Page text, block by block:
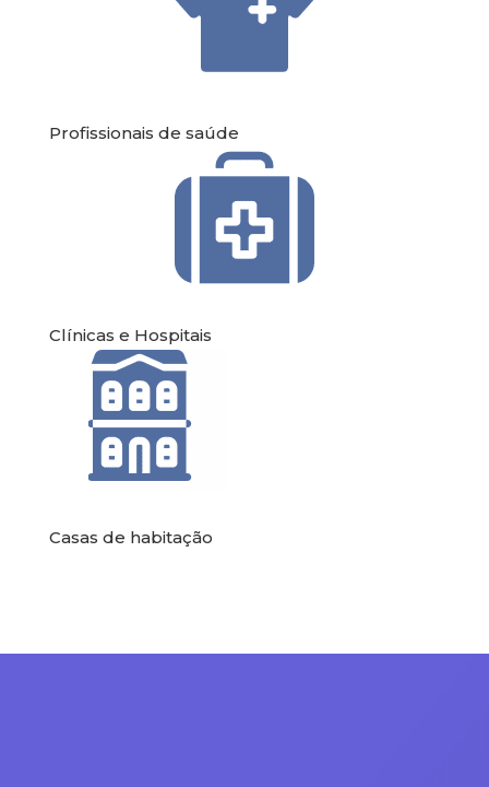
Profissionais de saúde
Clínicas e Hospitais
Casas de habitação